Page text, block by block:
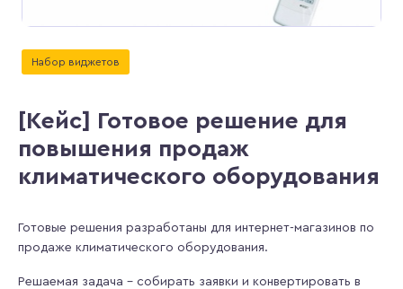
Набор виджетов
[Кейс] Готовое решение для
повышения продаж
климатического оборудования
Готовые решения разработаны для интернет-магазинов по
продаже климатического оборудования.
Решаемая задача - собирать заявки и конвертировать в